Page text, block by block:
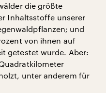
die größte
Inhaltsstoffe unserer
und
von ihnen auf
getestet wurde. Aber:
unter anderem für